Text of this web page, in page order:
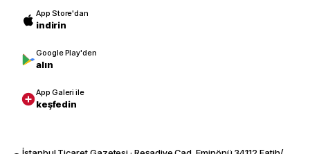
App Store'dan
indirin
Google Play'den
alın
App Galeri ile
keşfedin